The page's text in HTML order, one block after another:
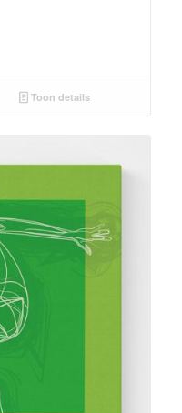
Toon details